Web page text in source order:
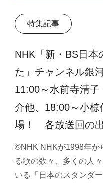
特集記事
NHK「新・BS日本
た」チャンネル銀
11:00～水前寺清
介他、18:00～小
場！ 各放送回の
©NHK NHKが1998年か
る歌の数々、多くの人
いる「日本のスタンダ